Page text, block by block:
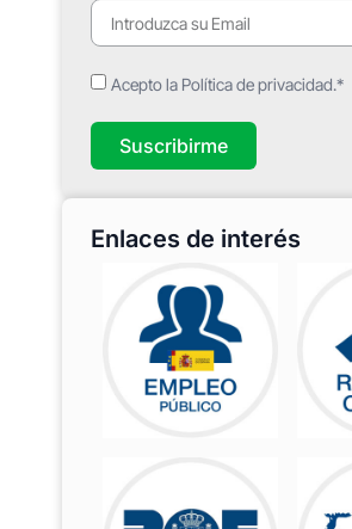
Acepto la Política de privacidad.*
Suscribirme
Enlaces de interés